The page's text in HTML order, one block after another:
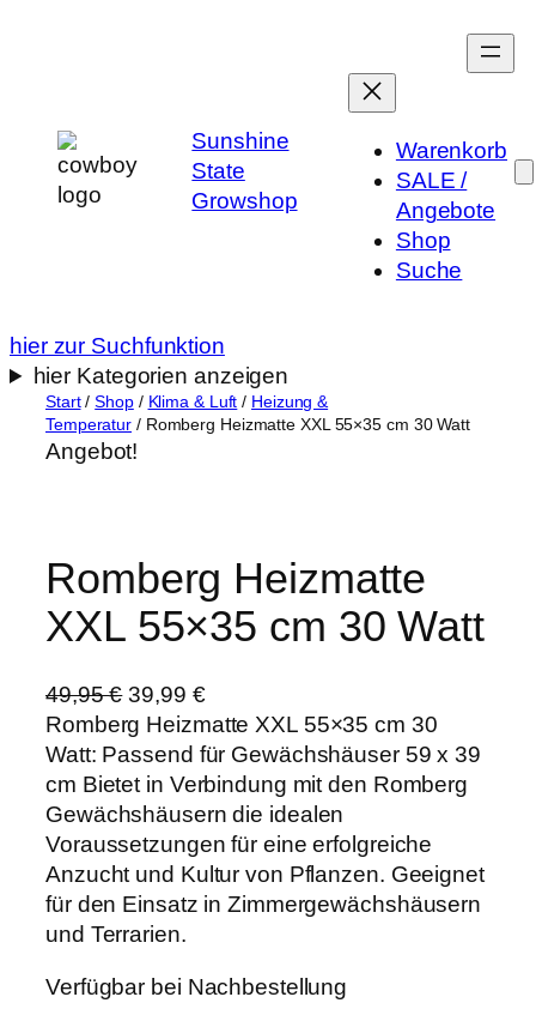
Sunshine
State
Growshop
Warenkorb
SALE /
Angebote
Shop
Suche
hier zur Suchfunktion
hier Kategorien anzeigen
Start/Shop/ Klima & Luft / Heizung &
Temperatur / Romberg Heizmatte XXL 55×35 cm 30 Watt
Angebot!
Romberg Heizmatte
XXL 55×35 cm 30 Watt
49,95€ U
r
s
p
r
ü
n
g
l
c
39,99 €A
k
t
u
e
l
l
e
r
Romberg Heizmatte XXL 55×35 cm 30
Watt: Passend für Gewächshäuser 59 x 39
cm Bietet in Verbindung mit den Romberg
Gewächshäusern die idealen
Voraussetzungen für eine erfolgreiche
Anzucht und Kultur von Pflanzen. Geeignet
für den Einsatz in Zimmergewächshäusern
und Terrarien.
Verfügbar bei Nachbestellung